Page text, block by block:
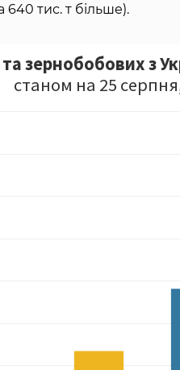
640 тис. т більше).